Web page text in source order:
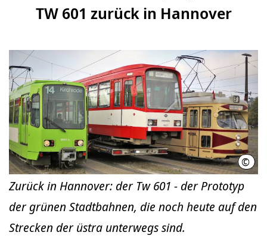
TW 601 zurück in Hannover
© üstra
Zurück in Hannover: der Tw 601 - der Prototyp
der grünen Stadtbahnen, die noch heute auf den
Strecken der üstra unterwegs sind.